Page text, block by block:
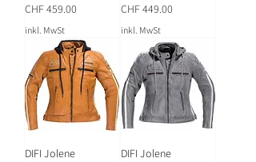
Preis
CHF 459.00
inkl. MwSt
Preis
CHF 449.00
inkl. MwSt
DIFI Jolene
DIFI Jolene